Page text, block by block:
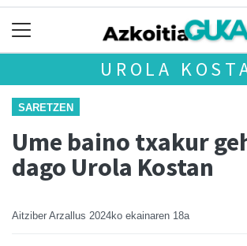
UROLA
SARETZEN
Ume baino txakur
dago Urola Kostan
Aitziber Arzallus 2024ko ekainaren 18a